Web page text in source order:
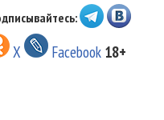
X Facebook 18+